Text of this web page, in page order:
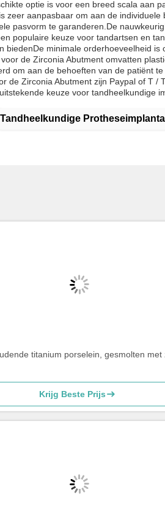
optie is voor een breed scala aan
zeer aanpasbaar om aan de
pasvorm te garanderen.De
populaire keuze voor tandartsen en
biedenDe minimale orderhoeveelheid
de Zirconia Abutment omvatten
om aan de behoeften van de patiënt
de Zirconia Abutment zijn Paypal of T
keuze voor tandheelkundige
Tandheelkundige
titanium porselein, gesmolten met
Krijg Beste Prijs